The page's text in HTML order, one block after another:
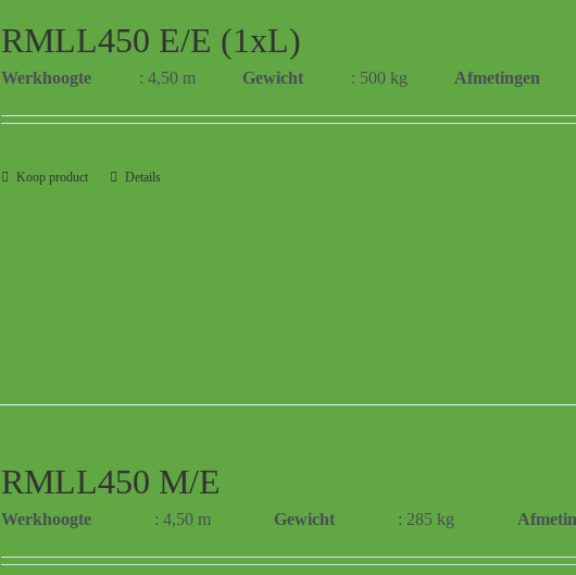
RMLL450 E/E (1xL)
Werkhoogte : 4,50 m Gewicht : 500 kg Afmetingen
Koop product Details
RMLL450 M/E
Werkhoogte : 4,50 m Gewicht : 285 kg